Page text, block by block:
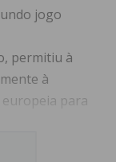
jogo
permitiu à
à
europeia para
passa a